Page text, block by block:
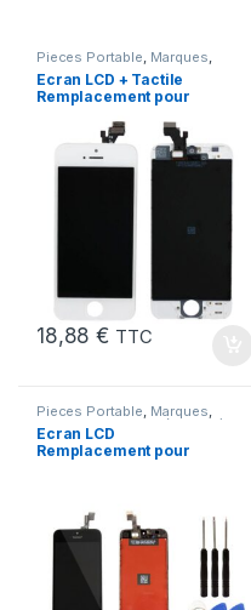
Pieces Portable, Marques,
Apple iPhone 5
Ecran LCD + Tactile
Remplacement pour
18,88€ TTC
Pieces Portable, Marques,
Apple iPhone 5 SE (1er Gen)
Ecran LCD
Remplacement pour